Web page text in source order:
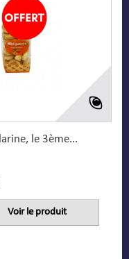
le 3ème...
Voir le produit